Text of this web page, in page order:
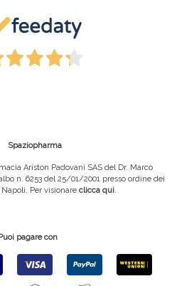
Spaziopharma
Ariston Padovani SAS del Dr. Marco
n. 6253 del 25/01/2001 presso ordine dei
Per visionare clicca qui.
Puoi pagare con